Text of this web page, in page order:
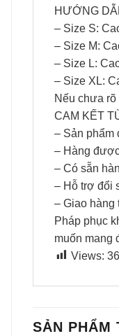
HƯỚNG
– Size S:
– Size M:
– Size L:
– Size XL:
Nếu chưa
CAM KẾT
– Sản phẩm
– Hàng
– Có sẵn
– Hỗ trợ đổi
– Giao hàng
Pháp phục
muốn mang
Views:
SẢN PHẨM